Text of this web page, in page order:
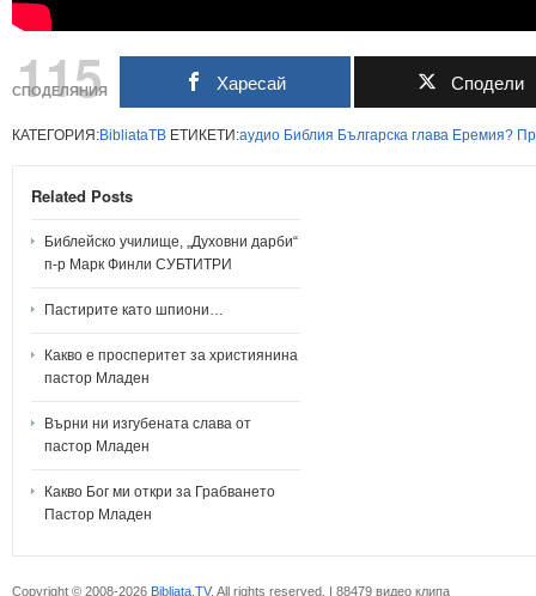
115
СПОДЕЛЯНИЯ Харесай Сподели
КАТЕГОРИЯ:BibliataTB ЕТИКЕТИ:аудио Библия Българска глава Еремия?
Related Posts
Библейско училище, „Духовни дарби“
п-р Марк Финли СУБТИТРИ
Пастирите като шпиони…
Какво е просперитет за християнина
пастор Младен
Върни ни изгубената слава от
пастор Младен
Какво Бог ми откри за Грабването
Пастор Младен
Copyright © 2008-2026 Bibliata.TV. All rights reserved. | 88479 видео клипа